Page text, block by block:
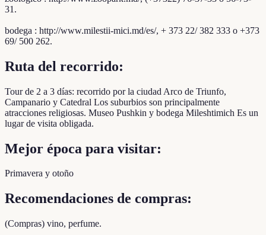
31.
bodega : http://www.milestii-mici.md/es/, + 373 22/ 382 333 o +373
69/ 500 262.
Ruta del recorrido:
Tour de 2 a 3 días: recorrido por la ciudad Arco de Triunfo,
Campanario y Catedral Los suburbios son principalmente
atracciones religiosas. Museo Pushkin y bodega Mileshtimich Es un
lugar de visita obligada.
Mejor época para visitar:
Primavera y otoño
Recomendaciones de compras:
(Compras) vino, perfume.